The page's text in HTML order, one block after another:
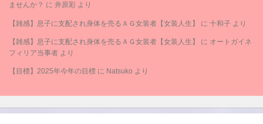
ませんか？ に 井原彩 より
【雑感】息子に支配され身体を売るＡＧ女装者【女装人生】 に 十和子 より
【雑感】息子に支配され身体を売るＡＧ女装者【女装人生】 に オートガイネ
フィリア当事者 より
【目標】2025年今年の目標 に Natsuko より